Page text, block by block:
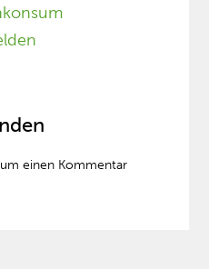
einen Kommentar